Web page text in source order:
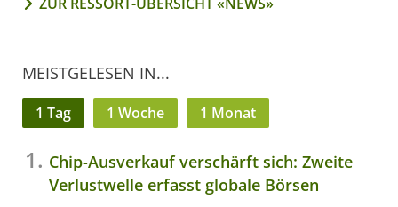
MEISTGELESEN IN...
1 Tag 1 Woche 1 Monat
Chip-Ausverkauf verschärft sich: Zweite
Verlustwelle erfasst globale Börsen